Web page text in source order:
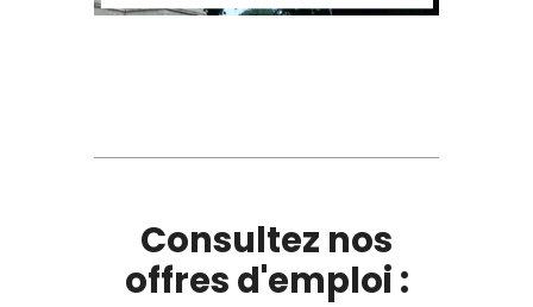
Consultez nos
offres d'emploi :